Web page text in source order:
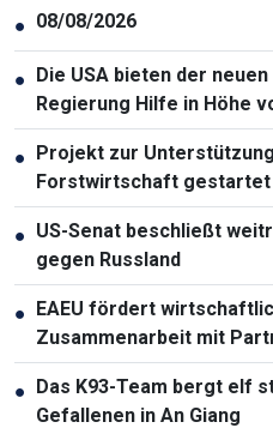
● 08/08/2026
● Die USA bieten der
Regierung Hilfe in Höhe
● Projekt zur
Forstwirtschaft gestartet
● US-Senat beschließt
gegen Russland
● EAEU fördert
Zusammenarbeit mit
● Das K93-Team bergt elf
Gefallenen in An Giang